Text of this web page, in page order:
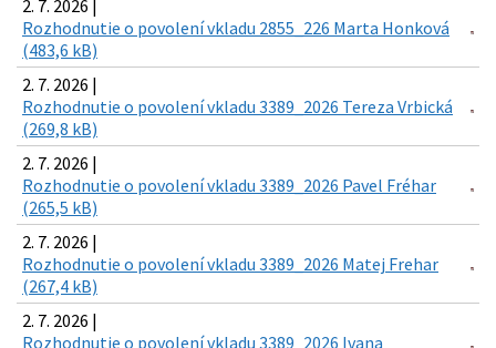
2. 7. 2026 |
Rozhodnutie o povolení vkladu 2855_226 Marta Honková
(483,6 kB)
2. 7. 2026 |
Rozhodnutie o povolení vkladu 3389_2026 Tereza Vrbická
(269,8 kB)
2. 7. 2026 |
Rozhodnutie o povolení vkladu 3389_2026 Pavel Fréhar
(265,5 kB)
2. 7. 2026 |
Rozhodnutie o povolení vkladu 3389_2026 Matej Frehar
(267,4 kB)
2. 7. 2026 |
Rozhodnutie o povolení vkladu 3389_2026 Ivana